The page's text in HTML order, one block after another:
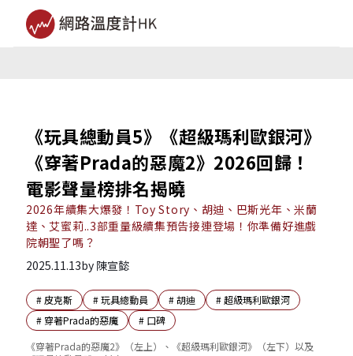
《玩具總動員5》《超級瑪利歐銀河》
《穿著Prada的惡魔2》2026回歸！
電影聲量榜排名揭曉
2026年續集大爆發！Toy Story、胡迪、巴斯光年、米蘭
達、艾蜜莉..3部重量級續集預告接連登場！你準備好進戲
院朝聖了嗎？
2025.11.13by 陳宣懿
# 皮克斯 #玩具總動員 #胡迪 #超級瑪利歐銀河
# 穿著Prada的惡魔 # 口碑
《穿著Prada的惡魔2》（左上）、《超級瑪利歐銀河》（左下）以及